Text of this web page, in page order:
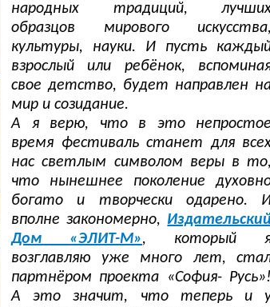
народных традиций,
образцов мирового
культуры, науки. И пусть
взрослый или ребёнок,
свое детство, будет направлен
мир и созидание.
А я верю, что в это
время фестиваль станет для
нас светлым символом веры в
что нынешнее поколение
богато и творчески одарено.
вполне закономерно,
Дом «ЭЛИТ-М», который
возглавляю уже много лет,
партнёром проекта «София-
А это значит, что теперь и